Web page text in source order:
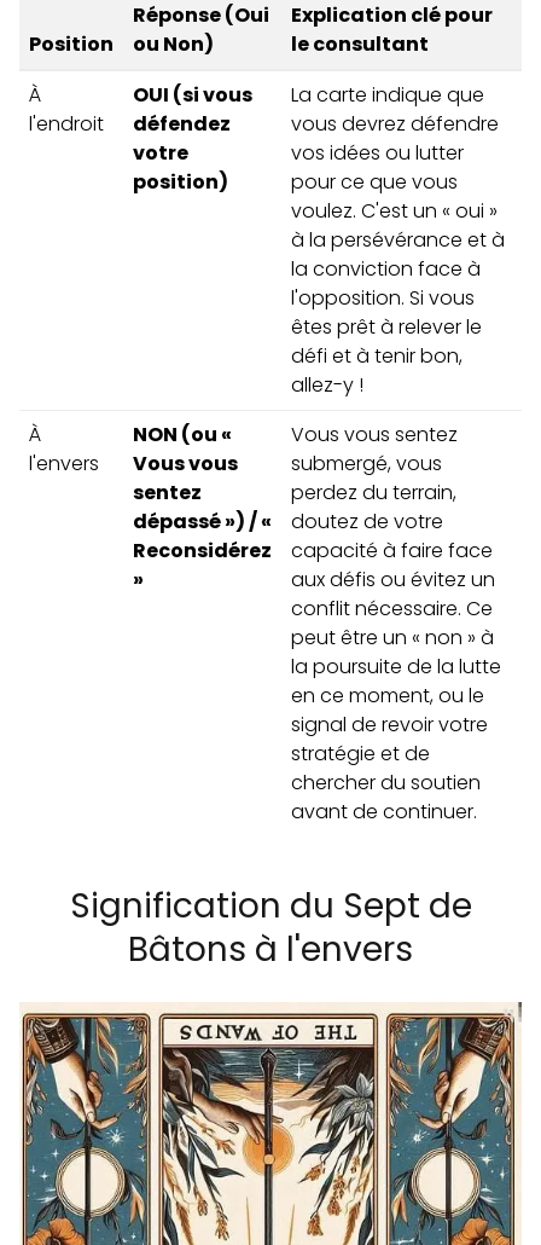
Position
Réponse (Oui
ou Non)
Explication clé pour
le consultant
À
l'endroit
OUI (si vous
défendez
votre
position)
La carte indique que
vous devrez défendre
vos idées ou lutter
pour ce que vous
voulez. C'est un « oui »
à la persévérance et à
la conviction face à
l'opposition. Si vous
êtes prêt à relever le
défi et à tenir bon,
allez-y !
À
l'envers
NON (ou «
Vous vous
sentez
dépassé ») / «
Reconsidérez
»
Vous vous sentez
submergé, vous
perdez du terrain,
doutez de votre
capacité à faire face
aux défis ou évitez un
conflit nécessaire. Ce
peut être un « non » à
la poursuite de la lutte
en ce moment, ou le
signal de revoir votre
stratégie et de
chercher du soutien
avant de continuer.
Signification du Sept de
Bâtons à l'envers